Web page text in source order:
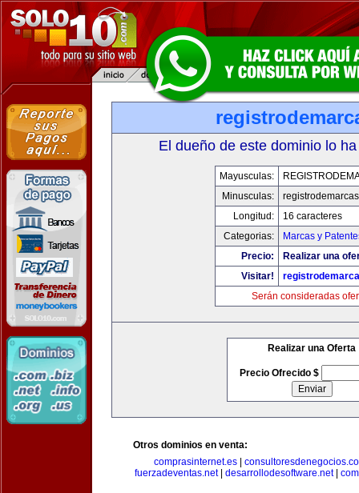
El dueño de este dominio lo
Mayusculas:
Minusculas:
Longitud:
16 caracteres
Categorias:
Marcas y
Precio:
Realizar una
Visitar!
Serán consideradas
Realizar una Oferta
Precio Ofrecido $
Otros dominios en venta:
comprasinternet.es|
fuerzadeventas.net| desarrollodesoftware.net|